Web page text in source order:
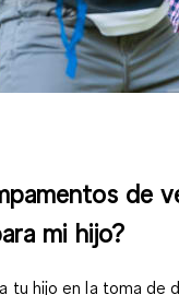
de
mi hijo?
tu hijo en la toma de